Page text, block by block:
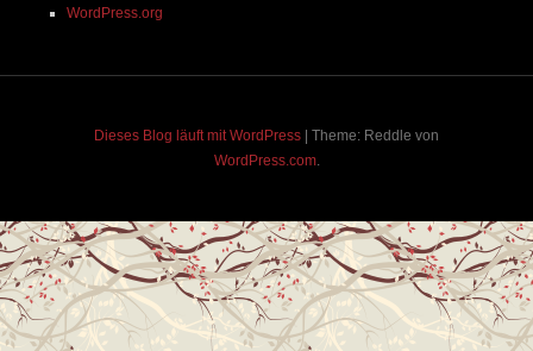
WordPress.org
Dieses Blog läuft mit WordPress
Theme: Reddle von
WordPress.com.